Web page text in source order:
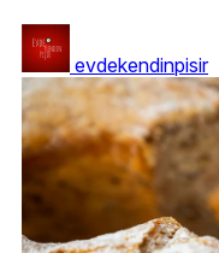
evdekendinpisir